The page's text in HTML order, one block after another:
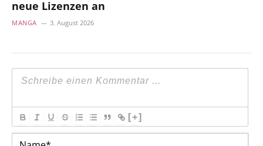
neue Lizenzen an
MANGA 3. August 2026
[+]